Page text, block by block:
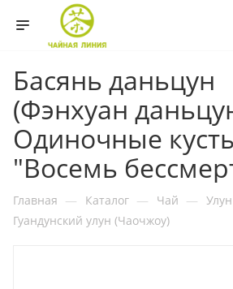
Басянь даньцун
(Фэнхуан
Одиночные
"Восемь
Главная — Каталог — Чай —
Гуандунский улун (Чаочжоу)